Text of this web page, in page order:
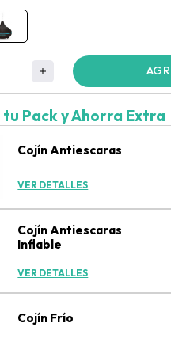
Pack y Ahorra Extra
Cojín Antiescaras
VER DETALLES
Cojín Antiescaras
Inflable
VER DETALLES
Cojín Frío